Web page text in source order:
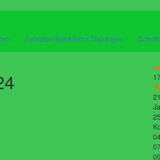
Fahrplan Bus&Bahn Thüringen